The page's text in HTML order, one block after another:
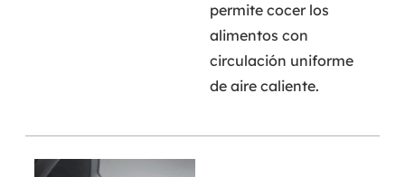
permite cocer los
alimentos con
circulación uniforme
de aire caliente.